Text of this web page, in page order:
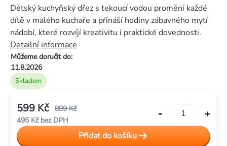
je
0,0
5
hvězdiček.
Skladem
Můžeme doručit do:
11.8.2026
Dětský kuchyňský dřez s tekoucí vodou promění každé
dítě v malého kuchaře a přináší hodiny zábavného mytí
nádobí, které rozvíjí kreativitu i praktické dovednosti.
Detailní informace
899 Kč
599 Kč
495 Kč bez DPH
Měrná
cena:
Přidat do košíku